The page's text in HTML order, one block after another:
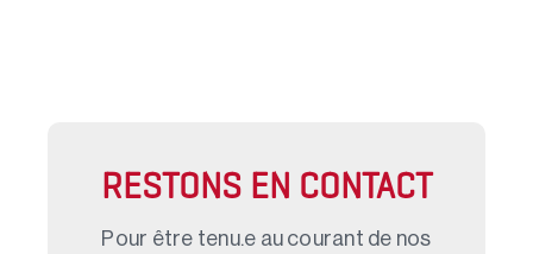
RESTONS EN CONTACT
Pour être tenu.e au courant de nos